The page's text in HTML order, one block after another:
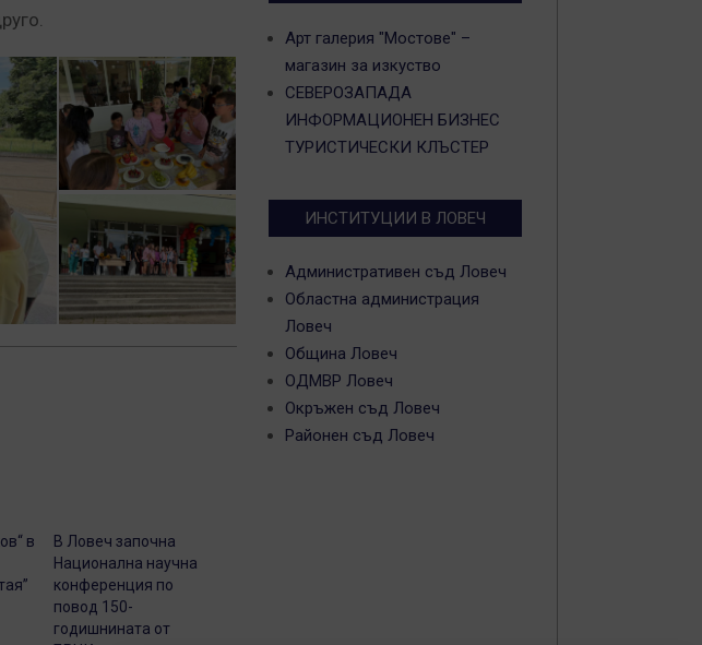
в
В Ловеч започна
Национална научна
конференция по
повод 150-
годишнината от
Арт галерия "Мостове" –
магазин за изкуство
СЕВЕРОЗАПАДА
ИНФОРМАЦИОНЕН БИЗНЕС
ТУРИСТИЧЕСКИ КЛЪСТЕР
ИНСТИТУЦИИ В ЛОВЕЧ
Административен съд Ловеч
Областна администрация
Ловеч
Община Ловеч
ОДМВР Ловеч
Окръжен съд Ловеч
Районен съд Ловеч